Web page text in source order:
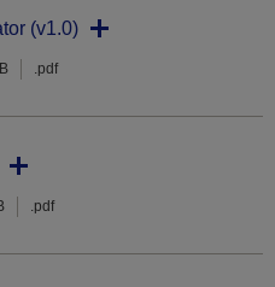
(v1.0)
.pdf
.pdf